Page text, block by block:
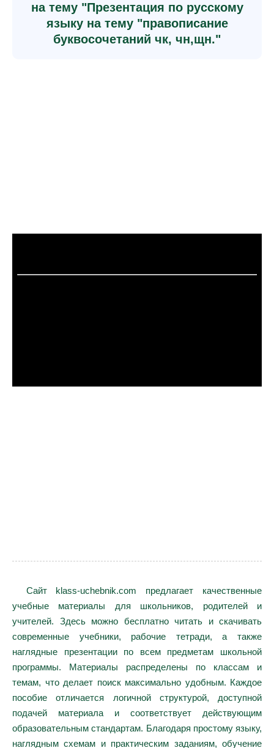
на тему "Презентация по русскому
языку на тему "правописание
буквосочетаний чк, чн,щн."
Сайт klass-uchebnik.com предлагает качественные
учебные материалы для школьников, родителей и
учителей. Здесь можно бесплатно читать и скачивать
современные учебники, рабочие тетради, а также
наглядные презентации по всем предметам школьной
программы. Материалы распределены по классам и
темам, что делает поиск максимально удобным. Каждое
пособие отличается логичной структурой, доступной
подачей материала и соответствует действующим
образовательным стандартам. Благодаря простому языку,
наглядным схемам и практическим заданиям, обучение